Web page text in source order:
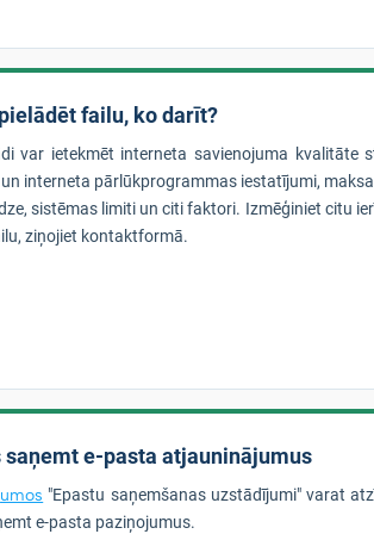
failu, ko darīt?
var ietekmēt interneta savienojuma kvalitāte
un interneta pārlūkprogrammas iestatījumi,
sistēmas limiti un citi faktori. Izmēģiniet citu
ziņojiet kontaktformā.
saņemt e-pasta atjauninājumus
"Epastu saņemšanas uzstādījumi" varat
e-pasta paziņojumus.